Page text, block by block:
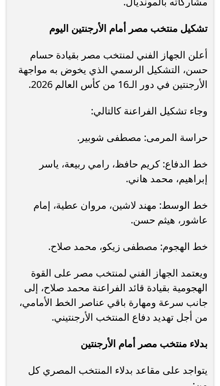
تشكيل منتخب مصر أمام الأرجنتين اليوم
أعلن الجهاز الفني لمنتخب مصر بقيادة حسام
حسن، التشكيل الرسمي الذي يخوض به مواجهة
الأرجنتين في دور الـ16 من كأس العالم 2026.
وجاء تشكيل الفراعنة كالتالي:
حراسة المرمى: مصطفى شوبير.
خط الدفاع: كريم حافظ، رامي ربيعة، ياسر
إبراهيم، محمد هاني.
خط الوسط: مهند لاشين، مروان عطية، إمام
عاشور، هيثم حسن.
خط الهجوم: مصطفى زيكو، محمد صلاح.
ويعتمد الجهاز الفني لمنتخب مصر على القوة
الهجومية بقيادة قائد الفراعنة محمد صلاح، إلى
جانب سرعة ومهارة باقي عناصر الخط الأمامي،
من أجل تهديد دفاع المنتخب الأرجنتيني.
بدلاء منتخب مصر أمام الأرجنتين
يتواجد على مقاعد بدلاء المنتخب المصري كل